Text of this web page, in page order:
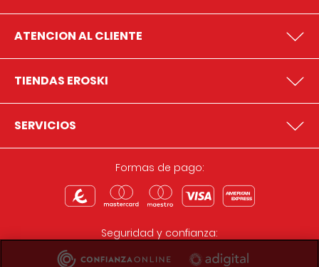
ATENCION AL CLIENTE
TIENDAS EROSKI
SERVICIOS
Formas de pago:
Seguridad y confianza: